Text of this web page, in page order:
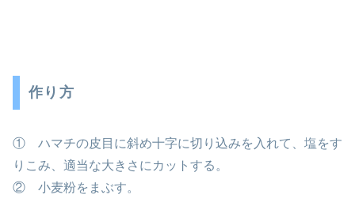
作り方
① ハマチの皮目に斜め十字に切り込みを入れて、塩をす
りこみ、適当な大きさにカットする。
② 小麦粉をまぶす。